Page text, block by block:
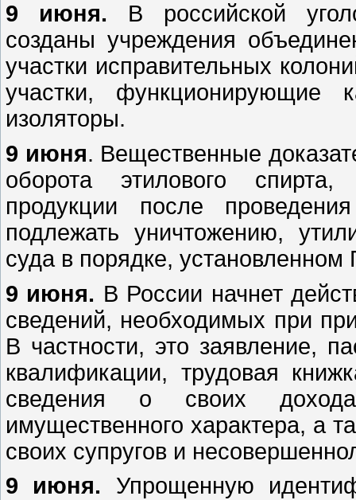
9 июня. В российской
созданы учреждения
участки исправительных
участки, функционирующие
изоляторы.
9 июня. Вещественные
оборота этилового
продукции после
подлежать уничтожению,
суда в порядке,
9 июня. В России начнет
сведений, необходимых при
В частности, это заявление,
квалификации, трудовая
сведения о своих
имущественного характера, а
своих супругов и
9 июня. Упрощенную